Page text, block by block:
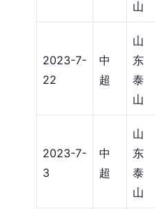
山
2023-7-
22
中
超
山
东
泰
山
2023-7-
3
中
超
山
东
泰
山